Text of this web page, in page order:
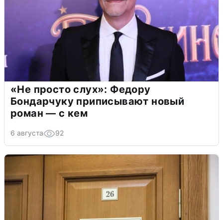
«Не просто слух»: Федору
Бондарчуку приписывают новый
роман — с кем
6 августа 92